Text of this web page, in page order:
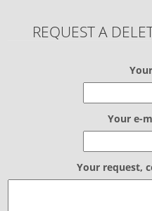
REQUEST A
Your e-
Your request,